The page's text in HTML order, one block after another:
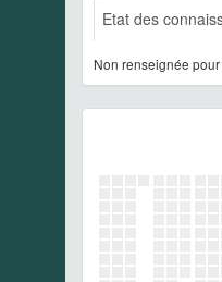
Etat des
Non renseignée